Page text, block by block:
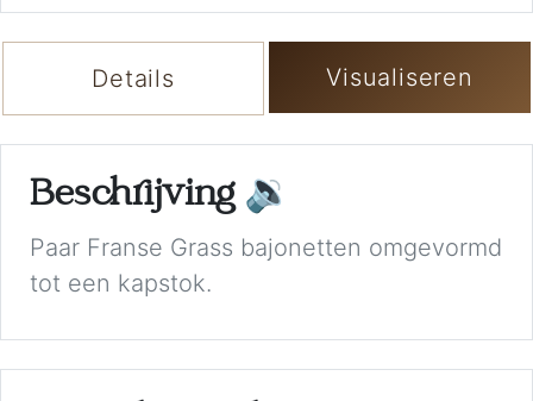
Details Visualiseren
Beschrijving 🔉
Paar Franse Grass bajonetten omgevormd
tot een kapstok.